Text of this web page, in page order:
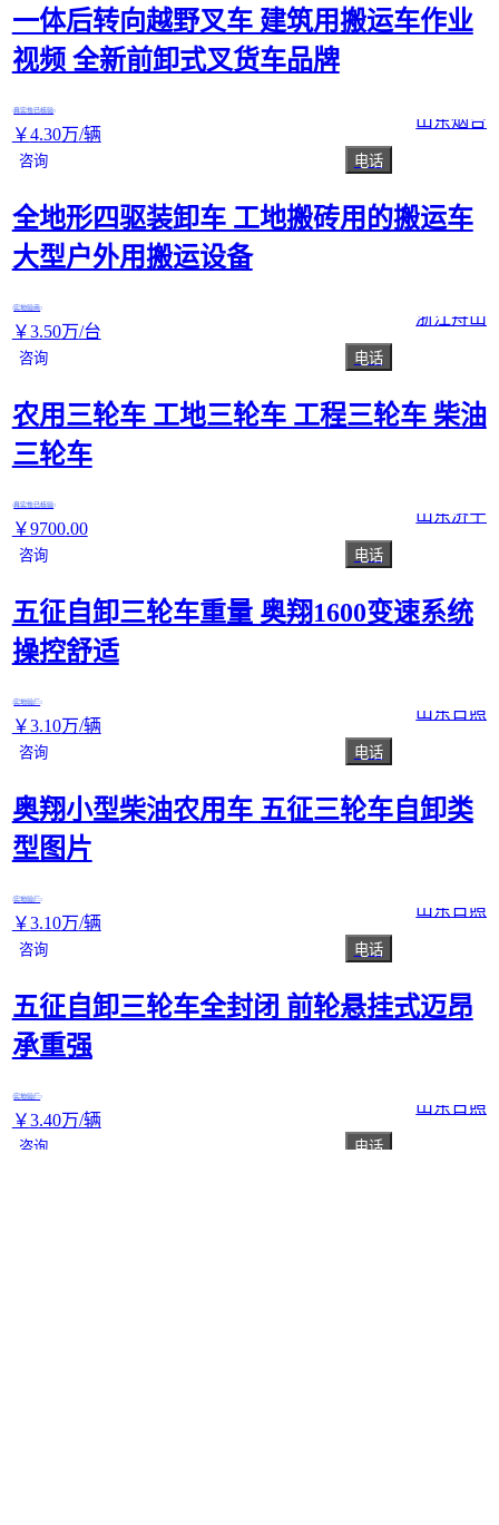
一体后转向越野叉车 建筑用搬运车作业
视频 全新前卸式叉货车品牌
真实性已核验
￥4.30万/辆
山东烟台
咨询 电话
全地形四驱装卸车 工地搬砖用的搬运车
大型户外用搬运设备
实地验商
￥3.50万/台
浙江舟山
咨询 电话
农用三轮车 工地三轮车 工程三轮车 柴油
三轮车
真实性已核验
￥9700.00
山东济宁
咨询 电话
五征自卸三轮车重量 奥翔1600变速系统
操控舒适
实地验厂
￥3.10万/辆
山东日照
咨询 电话
奥翔小型柴油农用车 五征三轮车自卸类
型图片
实地验厂
￥3.10万/辆
山东日照
咨询 电话
五征自卸三轮车全封闭 前轮悬挂式迈昂
承重强
实地验厂
￥3.40万/辆
山东日照
咨询 电话